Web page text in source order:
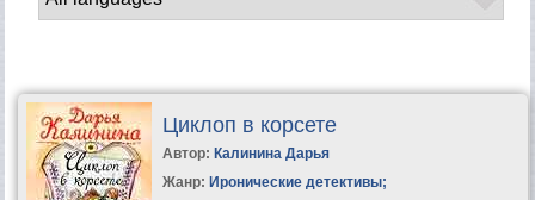
Циклоп в корсете
Автор: Калинина Дарья
Жанр: Иронические детективы;